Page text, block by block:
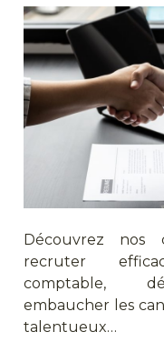
Découvrez nos
recruter
comptable,
embaucher les
talentueux…